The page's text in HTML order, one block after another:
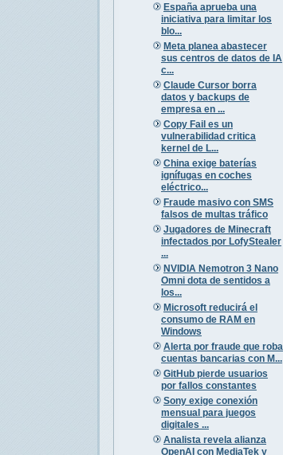
España aprueba una
iniciativa para limitar los
blo...
Meta planea abastecer
sus centros de datos de IA
c...
Claude Cursor borra
datos y backups de
empresa en ...
Copy Fail es un
vulnerabilidad critica
kernel de L...
China exige baterías
ignífugas en coches
eléctrico...
Fraude masivo con SMS
falsos de multas tráfico
Jugadores de Minecraft
infectados por LofyStealer
...
NVIDIA Nemotron 3 Nano
Omni dota de sentidos a
los...
Microsoft reducirá el
consumo de RAM en
Windows
Alerta por fraude que roba
cuentas bancarias con M...
GitHub pierde usuarios
por fallos constantes
Sony exige conexión
mensual para juegos
digitales ...
Analista revela alianza
OpenAI con MediaTek y